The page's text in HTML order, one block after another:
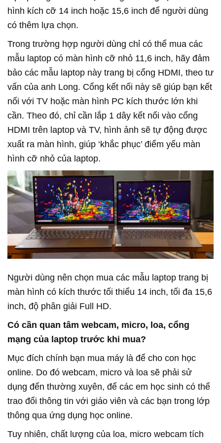
hình kích cỡ 14 inch hoặc 15,6 inch để người dùng
có thêm lựa chọn.
Trong trường hợp người dùng chỉ có thể mua các
mẫu laptop có màn hình cỡ nhỏ 11,6 inch, hãy đảm
bảo các mẫu laptop này trang bị cổng HDMI, theo tư
vấn của anh Long. Cổng kết nối này sẽ giúp bạn kết
nối với TV hoặc màn hình PC kích thước lớn khi
cần. Theo đó, chỉ cần lắp 1 dây kết nối vào cổng
HDMI trên laptop và TV, hình ảnh sẽ tự động được
xuất ra màn hình, giúp ‘khắc phục’ điểm yếu màn
hình cỡ nhỏ của laptop.
Người dùng nên chọn mua các mẫu laptop trang bị
màn hình có kích thước tối thiểu 14 inch, tối đa 15,6
inch, độ phân giải Full HD.
Có cần quan tâm webcam, micro, loa, cổng
mạng của laptop trước khi mua?
Mục đích chính bạn mua máy là để cho con học
online. Do đó webcam, micro và loa sẽ phải sử
dụng đến thường xuyên, để các em học sinh có thể
trao đổi thông tin với giáo viên và các bạn trong lớp
thông qua ứng dụng học online.
Tuy nhiên, chất lượng của loa, micro webcam tích